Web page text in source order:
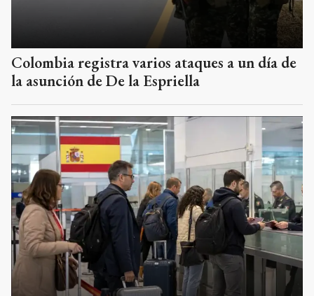
Colombia registra varios ataques a un día de
la asunción de De la Espriella